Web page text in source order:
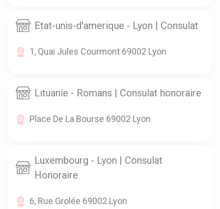
Etat-unis-d'amerique - Lyon | Consulat
1, Quai Jules Courmont 69002 Lyon
Lituanie - Romans | Consulat honoraire
Place De La Bourse 69002 Lyon
Luxembourg - Lyon | Consulat
Honoraire
6, Rue Grolée 69002 Lyon